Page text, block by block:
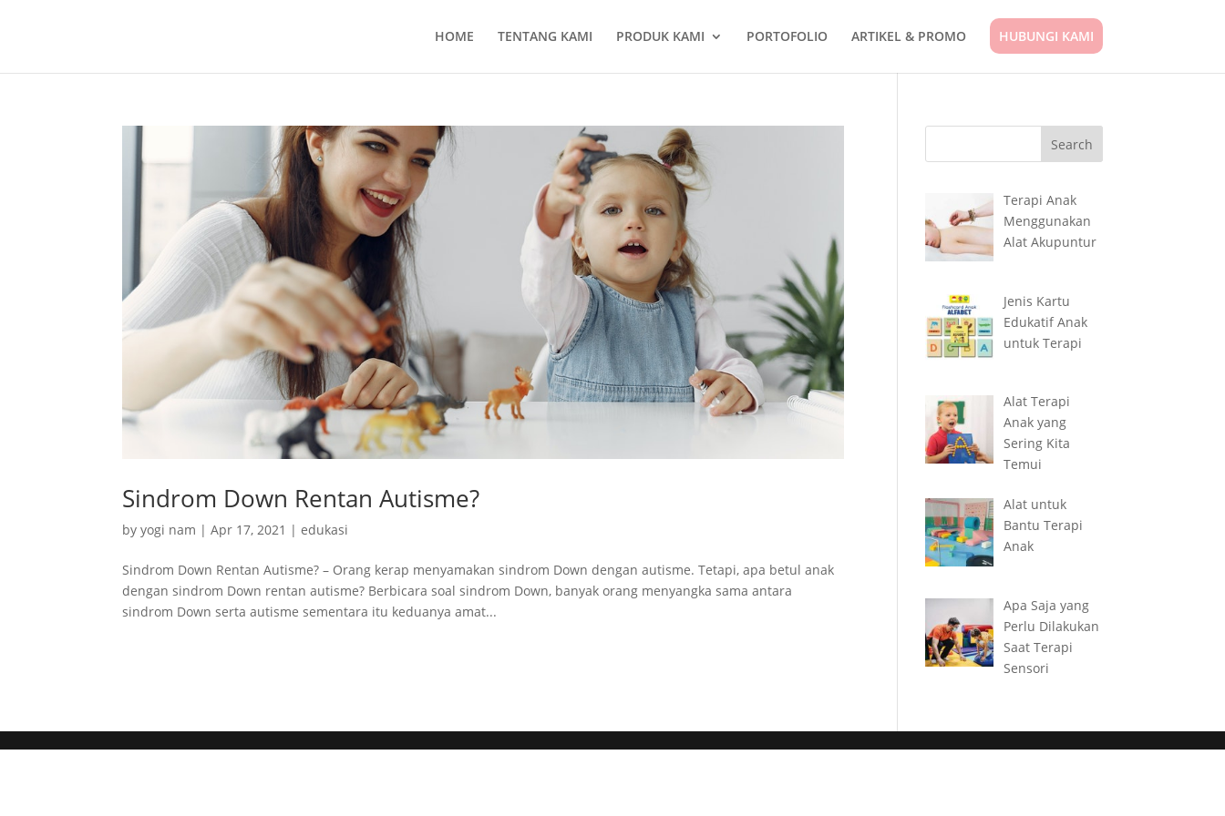
HOME TENTANG KAMI PRODUK KAMI PORTOFOLIO ARTIKEL & PROMO HUBUNGI KAMI
Sindrom Down Rentan Autisme?
byyogi nam |Apr 17, 2021 |edukasi
Sindrom Down Rentan Autisme? – Orang kerap menyamakan sindrom Down dengan autisme. Tetapi, apa betul anak
dengan sindrom Down rentan autisme? Berbicara soal sindrom Down, banyak orang menyangka sama antara
sindrom Down serta autisme sementara itu keduanya amat...
Terapi Anak
Menggunakan
Alat Akupuntur
Jenis Kartu
Edukatif Anak
untuk Terapi
Alat Terapi
Anak yang
Sering Kita
Temui
Alat untuk
Bantu Terapi
Anak
Apa Saja yang
Perlu Dilakukan
Saat Terapi
Sensori